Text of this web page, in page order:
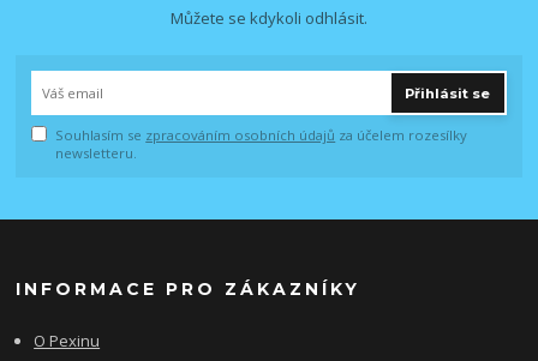
Můžete se kdykoli odhlásit.
Přihlásit se
Souhlasím se zpracováním osobních údajů za účelem rozesílky
newsletteru.
INFORMACE PRO ZÁKAZNÍKY
O Pexinu